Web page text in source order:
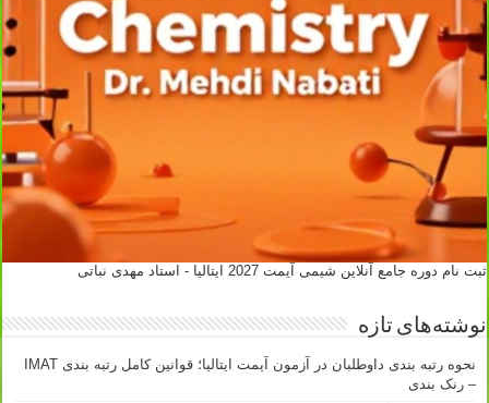
ثبت نام دوره جامع آنلاین شیمی آیمت 2027 ایتالیا - استاد مهدی نباتی
نوشته‌های تازه
نحوه رتبه بندی داوطلبان در آزمون آیمت ایتالیا؛ قوانین کامل رتبه بندی IMAT
– رنک بندی